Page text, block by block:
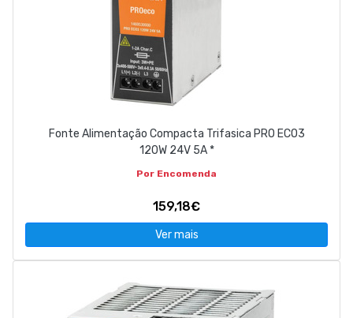
Fonte Alimentação Compacta Trifasica PRO ECO3
120W 24V 5A *
Por Encomenda
159,18€
Ver mais